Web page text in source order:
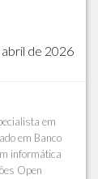
abril de 2026
em
em Banco
informática
Open